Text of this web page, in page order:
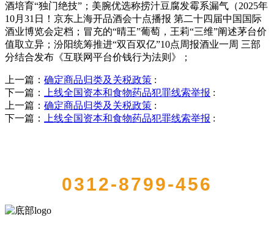
酒培育“独门绝技”；美腕优选称捞汁豆腐发霉系漏气（2025年
10月31日！京东上海开品酒会十点播报 第二十四届中国国际
酒业博览会定档；冒充的“晴王”葡萄，王莉“三维”阐述茅台价
值取立异；汾阳统筹推进“双百双亿”10点周报酒业一周 三部
分结合发布《互联网平台价钱行为法则》；
上一篇： 确定商品归类及关税政策 :
下一篇：
上线全国资本和食物药品犯罪线索举报 :
上一篇： 确定商品归类及关税政策 :
下一篇：
上线全国资本和食物药品犯罪线索举报 :
0312-8799-456